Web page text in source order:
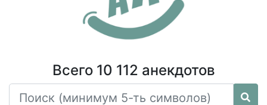
Всего 10 112 анекдотов